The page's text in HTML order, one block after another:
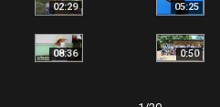
02:29 05:25
08:36 0:50